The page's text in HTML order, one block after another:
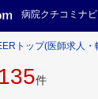
病院クチコミナビ
トップ(医師求人・
135件